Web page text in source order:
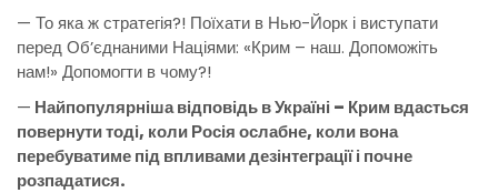
— То яка ж стратегія?! Поїхати в Нью-Йорк і виступати
перед Об’єднаними Націями: «Крим – наш. Допоможіть
нам!» Допомогти в чому?!
— Найпопулярніша відповідь в Україні – Крим вдасться
повернути тоді, коли Росія ослабне, коли вона
перебуватиме під впливами дезінтеграції і почне
розпадатися.